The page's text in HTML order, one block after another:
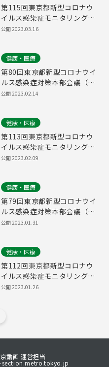
第115回東京都新型コロナウ
イルス感染症モニタリング会
議(令和5年3月16日14時45分
公開2023.03.16
健康・医療
第80回東京都新型コロナウイ
ルス感染症対策本部会議（令
和5年2月14日 16時45分～）
公開2023.02.14
健康・医療
第113回東京都新型コロナウ
イルス感染症モニタリング会
議(令和5年2月9日17時15分
公開2023.02.09
健康・医療
第79回東京都新型コロナウイ
ルス感染症対策本部会議（令
和5年1月31日 16時15分～）
公開2023.01.31
健康・医療
第112回東京都新型コロナウ
イルス感染症モニタリング会
議(令和5年1月26日16時15分
公開2023.01.26
動画 運営担当
section.metro.tokyo.jp